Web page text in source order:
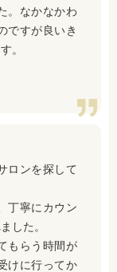
。なかなかわ
ですが良いき
。
ロンを探して
丁寧にカウン
した。
もらう時間が
けに行ってか